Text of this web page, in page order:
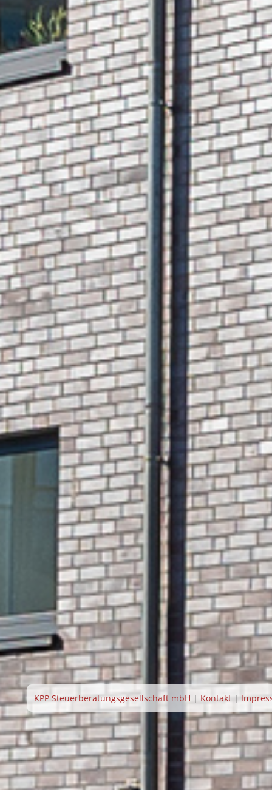
KPP Steuerberatungsgesellschaft mbH | Kontakt |